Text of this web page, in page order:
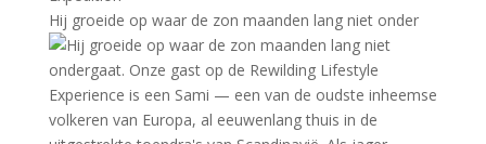
Hij groeide op waar de zon maanden lang niet onder